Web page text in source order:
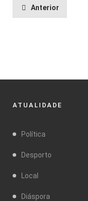
Anterior
ATUALIDADE
Política
Desporto
Local
Diáspora